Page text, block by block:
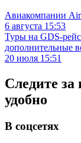
Авиакомпании Air
6 августа 15:53
Туры на GDS-
дополнительные
20 июля 15:51
Следите за
удобно
В соцсетях